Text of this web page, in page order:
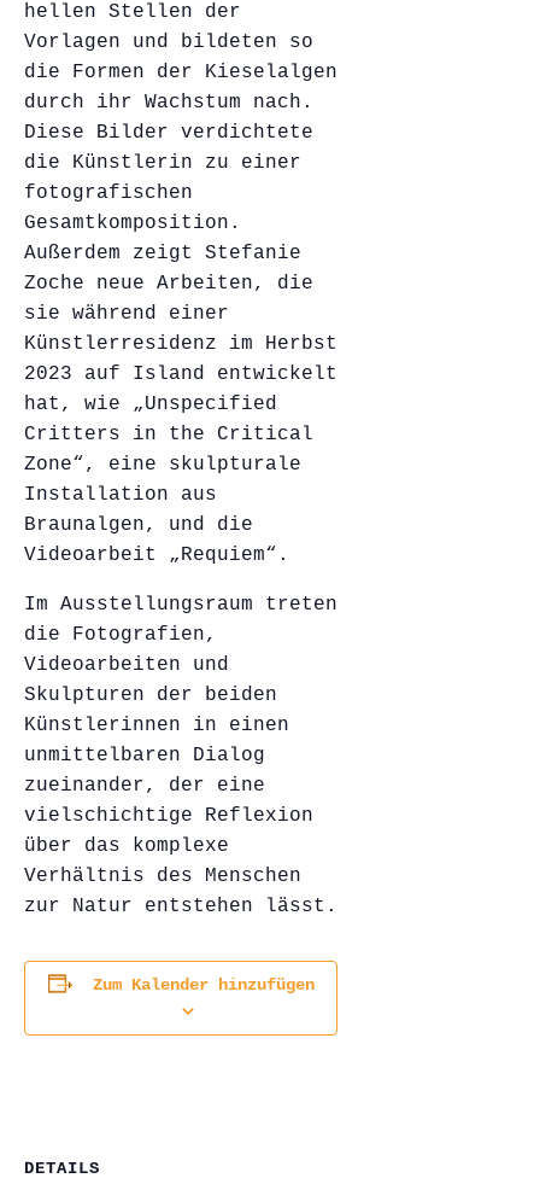
hellen Stellen der
Vorlagen und bildeten so
die Formen der Kieselalgen
durch ihr Wachstum nach.
Diese Bilder verdichtete
die Künstlerin zu einer
fotografischen
Gesamtkomposition.
Außerdem zeigt Stefanie
Zoche neue Arbeiten, die
sie während einer
Künstlerresidenz im Herbst
2023 auf Island entwickelt
hat, wie „Unspecified
Critters in the Critical
Zone“, eine skulpturale
Installation aus
Braunalgen, und die
Videoarbeit „Requiem“.
Im Ausstellungsraum treten
die Fotografien,
Videoarbeiten und
Skulpturen der beiden
Künstlerinnen in einen
unmittelbaren Dialog
zueinander, der eine
vielschichtige Reflexion
über das komplexe
Verhältnis des Menschen
zur Natur entstehen lässt.
Zum Kalender hinzufügen
DETAILS